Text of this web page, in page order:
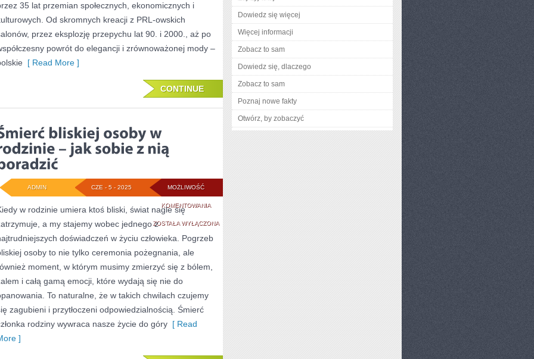
SUKNIE
ŚLUBNE
POLSCE
OD
1990
2025
ROKU
35 lat przemian społecznych, ekonomicznych i
Od skromnych kreacji z PRL-owskich
przez eksplozję przepychu lat 90. i 2000., aż po
powrót do elegancji i zrównoważonej mody –
[ Read More ]
CONTINUE
MOŻLIWOŚĆ
KOMENTOWANIAŚMIERĆ
BLISKIEJ
OSOBY
RODZINIE
SOBIE
ZOSTAŁA WYŁĄCZONA
CZE - 5 - 2025
ADMIN
w rodzinie umiera ktoś bliski, świat nagle się
a my stajemy wobec jednego z
doświadczeń w życiu człowieka. Pogrzeb
osoby to nie tylko ceremonia pożegnania, ale
moment, w którym musimy zmierzyć się z bólem,
i całą gamą emocji, które wydają się nie do
To naturalne, że w takich chwilach czujemy
zagubieni i przytłoczeni odpowiedzialnością. Śmierć
rodziny wywraca nasze życie do góry [ Read
]
Dowiedz się więcej
Więcej informacji
Zobacz to sam
Dowiedz się, dlaczego
Zobacz to sam
Poznaj nowe fakty
Otwórz, by zobaczyć